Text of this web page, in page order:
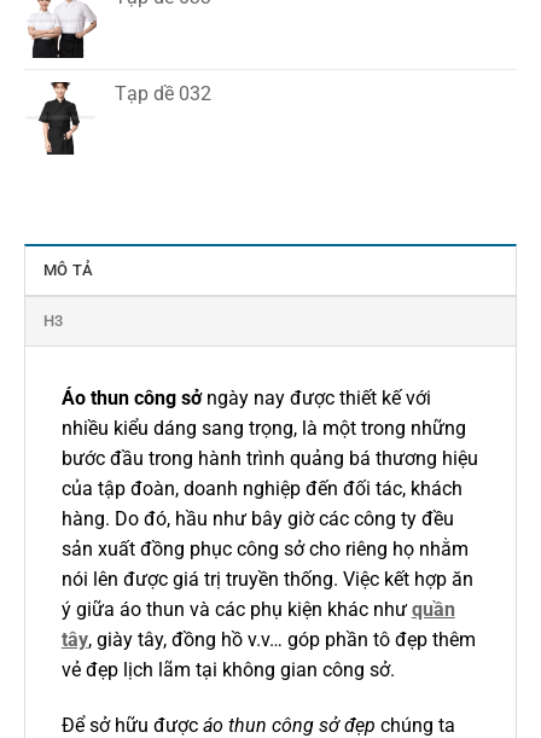
Tạp dề 032
MÔ TẢ
H3
Áo thun công sởngày nay được thiết kế với
nhiều kiểu dáng sang trọng, là một trong những
bước đầu trong hành trình quảng bá thương hiệu
của tập đoàn, doanh nghiệp đến đối tác, khách
hàng. Do đó, hầu như bây giờ các công ty đều
sản xuất đồng phục công sở cho riêng họ nhằm
nói lên được giá trị truyền thống. Việc kết hợp ăn
ý giữa áo thun và các phụ kiện khác như quần
tây, giày tây, đồng hồ v.v… góp phần tô đẹp thêm
vẻ đẹp lịch lãm tại không gian công sở.
Để sở hữu được áo thun công sở đẹp chúng ta